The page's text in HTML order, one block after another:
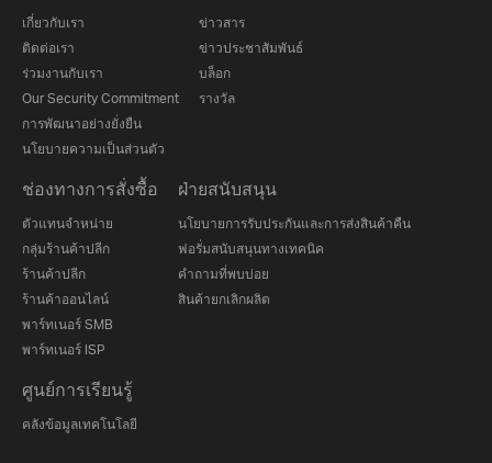
เกี่ยวกับเรา
ติดต่อเรา
ร่วมงานกับเรา
Our Security Commitment
การพัฒนาอย่างยั่งยืน
นโยบายความเป็นส่วนตัว
ข่าวสาร
ข่าวประชาสัมพันธ์
บล็อก
รางวัล
ช่องทางการสั่งซื้อ
ตัวแทนจำหน่าย
กลุ่มร้านค้าปลีก
ร้านค้าปลีก
ร้านค้าออนไลน์
พาร์ทเนอร์ SMB
พาร์ทเนอร์ ISP
ฝ่ายสนับสนุน
นโยบายการรับประกันและการส่งสินค้าคืน
ฟอรั่มสนับสนุนทางเทคนิค
คำถามที่พบบ่อย
สินค้ายกเลิกผลิต
ศูนย์การเรียนรู้
คลังข้อมูลเทคโนโลยี